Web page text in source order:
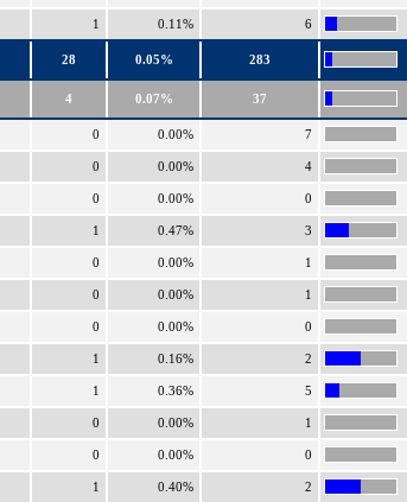
1 0.11% 6
28 0.05% 283
4 0.07% 37
0 0.00% 7
0 0.00% 4
0 0.00% 0
1 0.47% 3
0 0.00% 1
0 0.00% 1
0 0.00% 0
1 0.16% 2
1 0.36% 5
0 0.00% 1
0 0.00% 0
1 0.40% 2